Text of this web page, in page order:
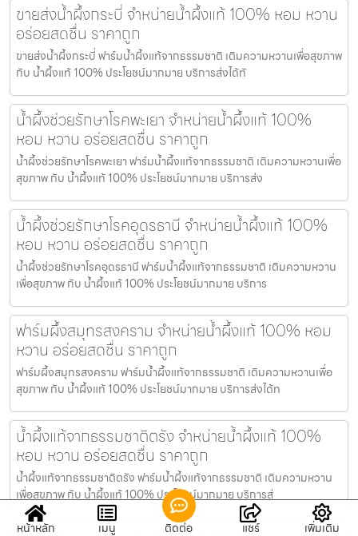
ขายส่งน้ำผึ้งกระบี่ จำหน่ายน้ำผึ้งแท้ 100% หอม หวาน
อร่อยสดชื่น ราคาถูก
ขายส่งน้ำผึ้งกระบี่ ฟาร์มน้ำผึ้งแท้จากธรรมชาติ เติมความหวานเพื่อสุขภาพ
กับ น้ำผึ้งแท้ 100% ประโยชน์มากมาย บริการส่งได้ทั
น้ำผึ้งช่วยรักษาโรคพะเยา จำหน่ายน้ำผึ้งแท้ 100%
หอม หวาน อร่อยสดชื่น ราคาถูก
น้ำผึ้งช่วยรักษาโรคพะเยา ฟาร์มน้ำผึ้งแท้จากธรรมชาติ เติมความหวานเพื่อ
สุขภาพ กับ น้ำผึ้งแท้ 100% ประโยชน์มากมาย บริการส่ง
น้ำผึ้งช่วยรักษาโรคอุดรธานี จำหน่ายน้ำผึ้งแท้ 100%
หอม หวาน อร่อยสดชื่น ราคาถูก
น้ำผึ้งช่วยรักษาโรคอุดรธานี ฟาร์มน้ำผึ้งแท้จากธรรมชาติ เติมความหวาน
เพื่อสุขภาพ กับ น้ำผึ้งแท้ 100% ประโยชน์มากมาย บริการ
ฟาร์มผึ้งสมุทรสงคราม จำหน่ายน้ำผึ้งแท้ 100% หอม
หวาน อร่อยสดชื่น ราคาถูก
ฟาร์มผึ้งสมุทรสงคราม ฟาร์มน้ำผึ้งแท้จากธรรมชาติ เติมความหวานเพื่อ
สุขภาพ กับ น้ำผึ้งแท้ 100% ประโยชน์มากมาย บริการส่งได้ท
น้ำผึ้งแท้จากธรรมชาติตรัง จำหน่ายน้ำผึ้งแท้ 100%
หอม หวาน อร่อยสดชื่น ราคาถูก
น้ำผึ้งแท้จากธรรมชาติตรัง ฟาร์มน้ำผึ้งแท้จากธรรมชาติ เติมความหวาน
เพื่อสุขภาพ กับ น้ำผึ้งแท้ 100% ประโยชน์มากมาย บริการส่
หน้าหลัก เมนู ติดต่อ แชร์ เพิ่มเติม